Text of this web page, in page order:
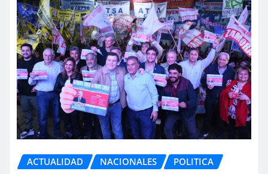
ACTUALIDAD NACIONALES POLITICA